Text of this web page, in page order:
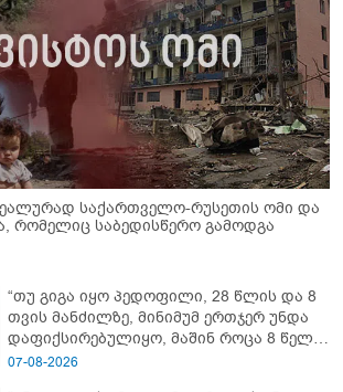
საქართველო-რუსეთის ომი და
რომელიც საბედისწერო გამოდგა
“თუ გიგა იყო პედოფილი, 28 წლის და 8
თვის მანძილზე, მინიმუმ ერთჯერ უნდა
დაფიქსირებულიყო, მაშინ როცა 8 წელი
ამზადებდა მოსწავლეებს! - იპოვონ ერთი
07-08-2026